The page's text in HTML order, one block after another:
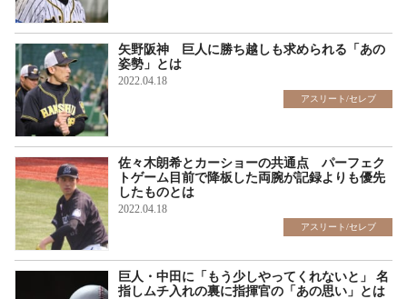
矢野阪神 巨人に勝ち越しも求められる「あの
姿勢」とは
2022.04.18
アスリート/セレブ
佐々木朗希とカーショーの共通点 パーフェク
トゲーム目前で降板した両腕が記録よりも優先
したものとは
2022.04.18
アスリート/セレブ
巨人・中田に「もう少しやってくれないと」 名
指しムチ入れの裏に指揮官の「あの思い」とは